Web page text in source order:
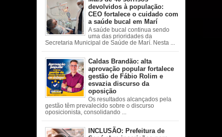
devolvidos à população:
CEO fortalece o cuidado com
a saúde bucal em Marí
A saúde bucal continua sendo
uma das prioridades da
Secretaria Municipal de Saúde de Marí. Nesta ...
Caldas Brandão: alta
aprovação popular fortalece
gestão de Fábio Rolim e
esvazia discurso da
oposição
Os resultados alcançados pela
gestão têm prevalecido sobre o discurso
oposicionista, consolidando ...
INCLUSÃO: Prefeitura de